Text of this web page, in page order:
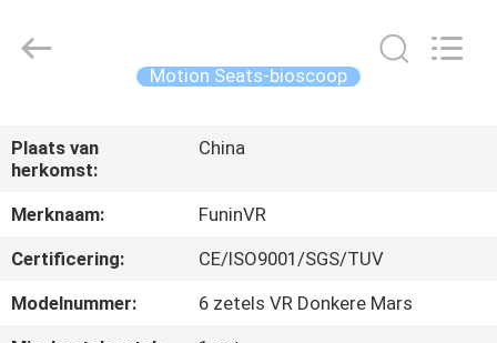
PRODUCTEN
VR-
SHOW
Co.,Ltd.
Motion Seats-bioscoop
Plaats van
herkomst:
China
Merknaam:
FuninVR
Certificering:
CE/ISO9001/SGS/TUV
Modelnummer:
6 zetels VR Donkere Mars